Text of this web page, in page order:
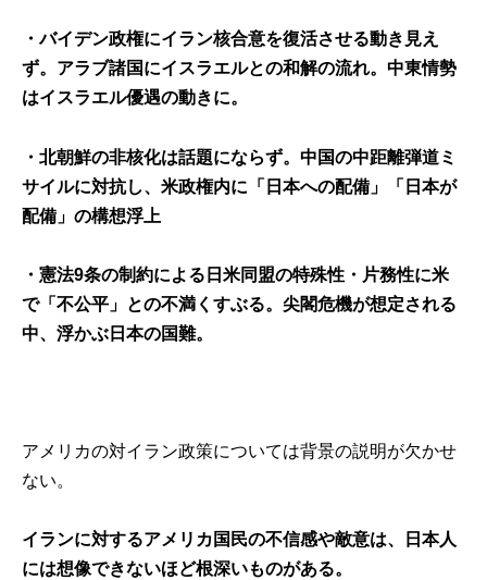
・バイデン政権にイラン核合意を復活させる動き見え
ず。アラブ諸国にイスラエルとの和解の流れ。中東情勢
はイスラエル優遇の動きに。
・北朝鮮の非核化は話題にならず。中国の中距離弾道ミ
サイルに対抗し、米政権内に「日本への配備」「日本が
配備」の構想浮上
・憲法9条の制約による日米同盟の特殊性・片務性に米
で「不公平」との不満くすぶる。尖閣危機が想定される
中、浮かぶ日本の国難。
アメリカの対イラン政策については背景の説明が欠かせ
ない。
イランに対するアメリカ国民の不信感や敵意は、日本人
には想像できないほど根深いものがある。